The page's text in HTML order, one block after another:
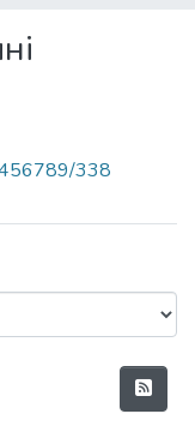
338